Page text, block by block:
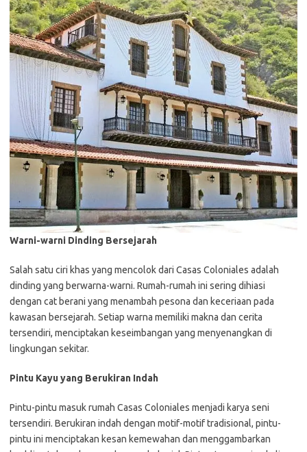
Warni-warni Dinding Bersejarah
Salah satu ciri khas yang mencolok dari Casas Coloniales adalah
dinding yang berwarna-warni. Rumah-rumah ini sering dihiasi
dengan cat berani yang menambah pesona dan keceriaan pada
kawasan bersejarah. Setiap warna memiliki makna dan cerita
tersendiri, menciptakan keseimbangan yang menyenangkan di
lingkungan sekitar.
Pintu Kayu yang Berukiran Indah
Pintu-pintu masuk rumah Casas Coloniales menjadi karya seni
tersendiri. Berukiran indah dengan motif-motif tradisional, pintu-
pintu ini menciptakan kesan kemewahan dan menggambarkan